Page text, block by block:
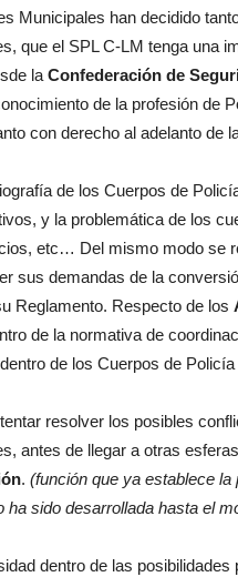
Municipales han decidido
que el SPL C-LM tenga una
la Confederación de
de la profesión de
con derecho al adelanto de
de los Cuerpos de
y la problemática de los
etc… Del mismo modo se
sus demandas de la
Reglamento. Respecto de los
de la normativa de
de los Cuerpos de Policía
resolver los posibles
antes de llegar a otras
. (función que ya establece la
ha sido desarrollada hasta el
dentro de las